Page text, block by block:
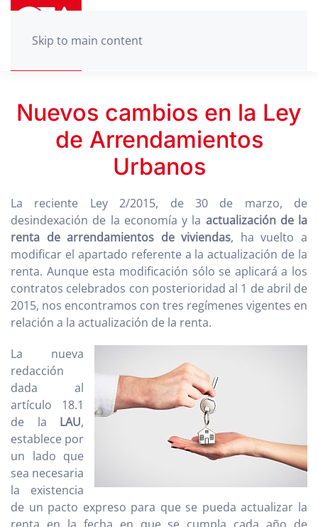
Skip to main content
Nuevos cambios en la Ley
de Arrendamientos
Urbanos
La reciente Ley 2/2015, de 30 de marzo, de
desindexación de la economía y la actualización de la
renta de arrendamientos de viviendas, ha vuelto a
modificar el apartado referente a la actualización de la
renta. Aunque esta modificación sólo se aplicará a los
contratos celebrados con posterioridad al 1 de abril de
2015, nos encontramos con tres regímenes vigentes en
relación a la actualización de la renta.
La nueva
redacción
dada al
artículo 18.1
de la LAU,
establece por
un lado que
sea necesaria
la existencia
de un pacto expreso para que se pueda actualizar la